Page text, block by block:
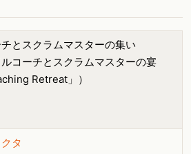
とスクラムマスターの集い
ルコーチとスクラムマスターの宴
Retreat」）
タ